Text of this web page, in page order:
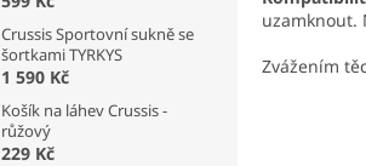
Crussis Sportovní sukně se
šortkami TYRKYS
1 590 Kč
Košík na láhev Crussis -
růžový
229 Kč
uzamknout.
Zvážením